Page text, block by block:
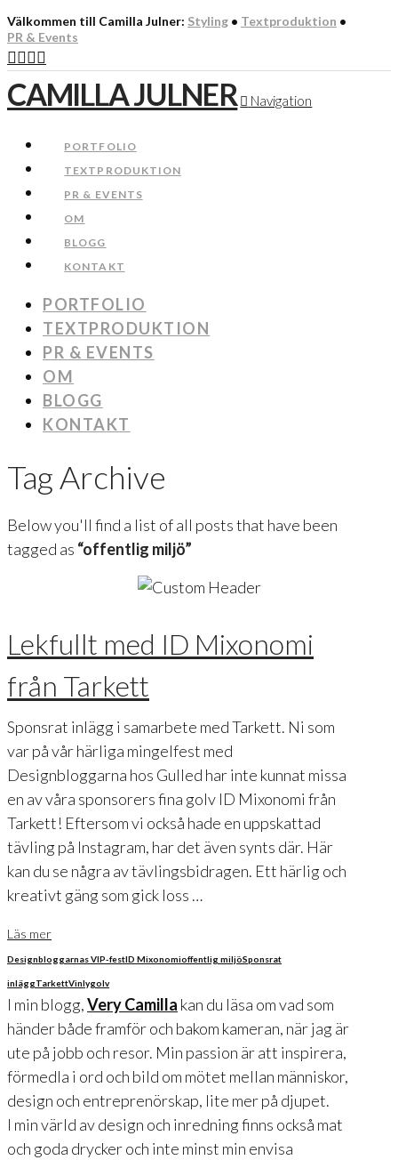
Välkommen till Camilla Julner: Styling • Textproduktion •
PR & Events
CAMILLA JULNER Navigation
PORTFOLIO
TEXTPRODUKTION
PR & EVENTS
OM
BLOGG
KONTAKT
PORTFOLIO
TEXTPRODUKTION
PR & EVENTS
OM
BLOGG
KONTAKT
Tag Archive
Below you'll find a list of all posts that have been
tagged as “offentlig miljö”
Lekfullt med ID Mixonomi
från Tarkett
Sponsrat inlägg i samarbete med Tarkett. Ni som
var på vår härliga mingelfest med
Designbloggarna hos Gulled har inte kunnat missa
en av våra sponsorers fina golv ID Mixonomi från
Tarkett! Eftersom vi också hade en uppskattad
tävling på Instagram, har det även synts där. Här
kan du se några av tävlingsbidragen. Ett härlig och
kreativt gäng som gick loss …
Läs mer
Designbloggarnas VIP-festID Mixonomioffentlig miljöSponsrat
inläggTarkettVinlygolv
I min blogg,Very Camilla kan du läsa om vad som
händer både framför och bakom kameran, när jag är
ute på jobb och resor. Min passion är att inspirera,
förmedla i ord och bild om mötet mellan människor,
design och entreprenörskap, lite mer på djupet.
I min värld av design och inredning finns också mat
och goda drycker och inte minst min envisa